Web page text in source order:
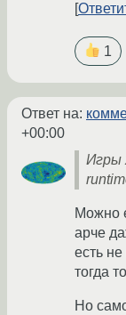
1
Ответ на:
+00:00
Игры
Можно
арче
есть
тогда
Но